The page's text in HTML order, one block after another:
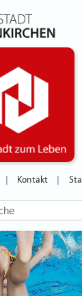
Kontakt